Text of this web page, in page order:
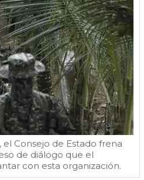
Consejo de Estado frena
de diálogo que el
con esta organización.